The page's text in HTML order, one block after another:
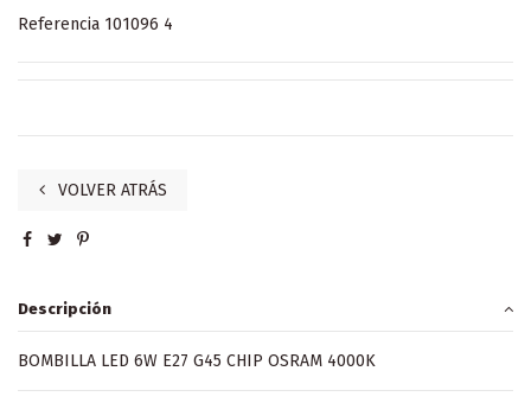
Referencia 101096 4
VOLVER ATRÁS
Descripción
BOMBILLA LED 6W E27 G45 CHIP OSRAM 4000K